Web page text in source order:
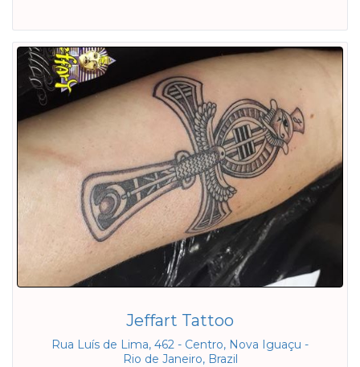
Jeffart Tattoo
Rua Luís de Lima, 462 - Centro, Nova Iguaçu -
Rio de Janeiro, Brazil